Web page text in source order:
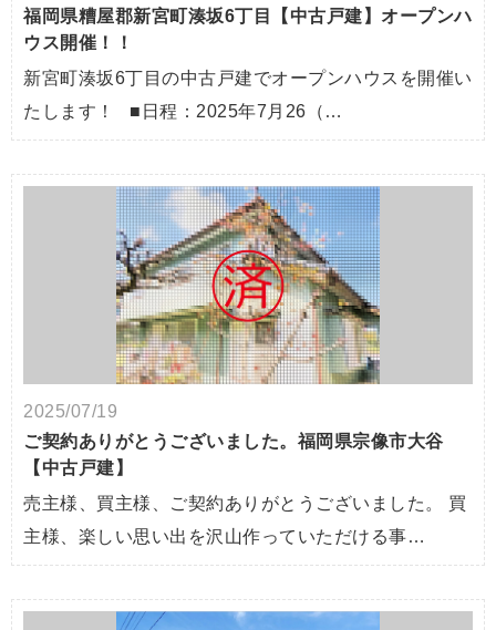
福岡県糟屋郡新宮町湊坂6丁目【中古戸建】オープンハ
ウス開催！！
新宮町湊坂6丁目の中古戸建でオープンハウスを開催い
たします！ ■日程：2025年7月26（…
2025/07/19
ご契約ありがとうございました。福岡県宗像市大谷
【中古戸建】
売主様、買主様、ご契約ありがとうございました。 買
主様、楽しい思い出を沢山作っていただける事…